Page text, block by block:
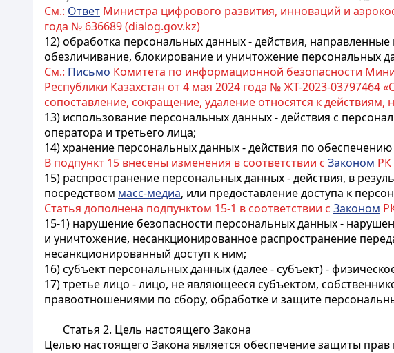
См.: Ответ Министра цифрового развития, инноваций и
года № 636689 (dialog.gov.kz)
12) обработка персональных данных - действия,
обезличивание, блокирование и уничтожение персональных
См.: Письмо Комитета по информационной безопасности
Республики Казахстан от 4 мая 2024 года № ЖТ-2023-03797464
сопоставление, сокращение, удаление относятся к
13) использование персональных данных - действия с
оператора и третьего лица;
14) хранение персональных данных - действия по
В подпункт 15 внесены изменения в соответствии с Законом РК
15) распространение персональных данных - действия, в
посредством масс-медиа, или предоставление доступа к
Статья дополнена подпунктом 15-1 в соответствии с Законом
15-1) нарушение безопасности персональных данных -
и уничтожение, несанкционированное распространение
несанкционированный доступ к ним;
16) субъект персональных данных (далее - субъект) -
17) третье лицо - лицо, не являющееся субъектом,
правоотношениями по сбору, обработке и защите
Статья 2. Цель настоящего Закона
Целью настоящего Закона является обеспечение защиты